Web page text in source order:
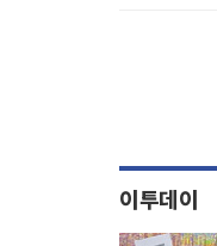
이투데이